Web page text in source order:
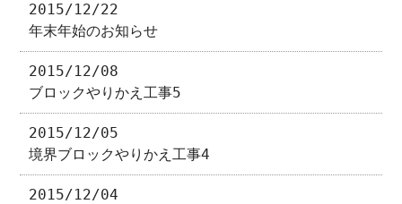
2015/12/22
年末年始のお知らせ
2015/12/08
ブロックやりかえ工事5
2015/12/05
境界ブロックやりかえ工事4
2015/12/04